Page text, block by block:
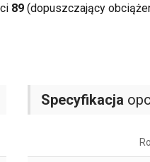
89 (dopuszczający
Specyfikacja